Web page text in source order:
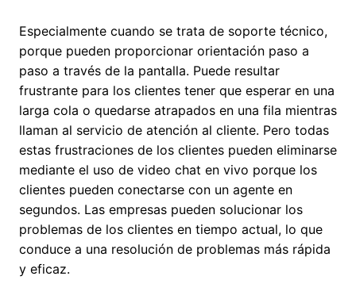
Especialmente cuando se trata de soporte técnico,
porque pueden proporcionar orientación paso a
paso a través de la pantalla. Puede resultar
frustrante para los clientes tener que esperar en una
larga cola o quedarse atrapados en una fila mientras
llaman al servicio de atención al cliente. Pero todas
estas frustraciones de los clientes pueden eliminarse
mediante el uso de video chat en vivo porque los
clientes pueden conectarse con un agente en
segundos. Las empresas pueden solucionar los
problemas de los clientes en tiempo actual, lo que
conduce a una resolución de problemas más rápida
y eficaz.